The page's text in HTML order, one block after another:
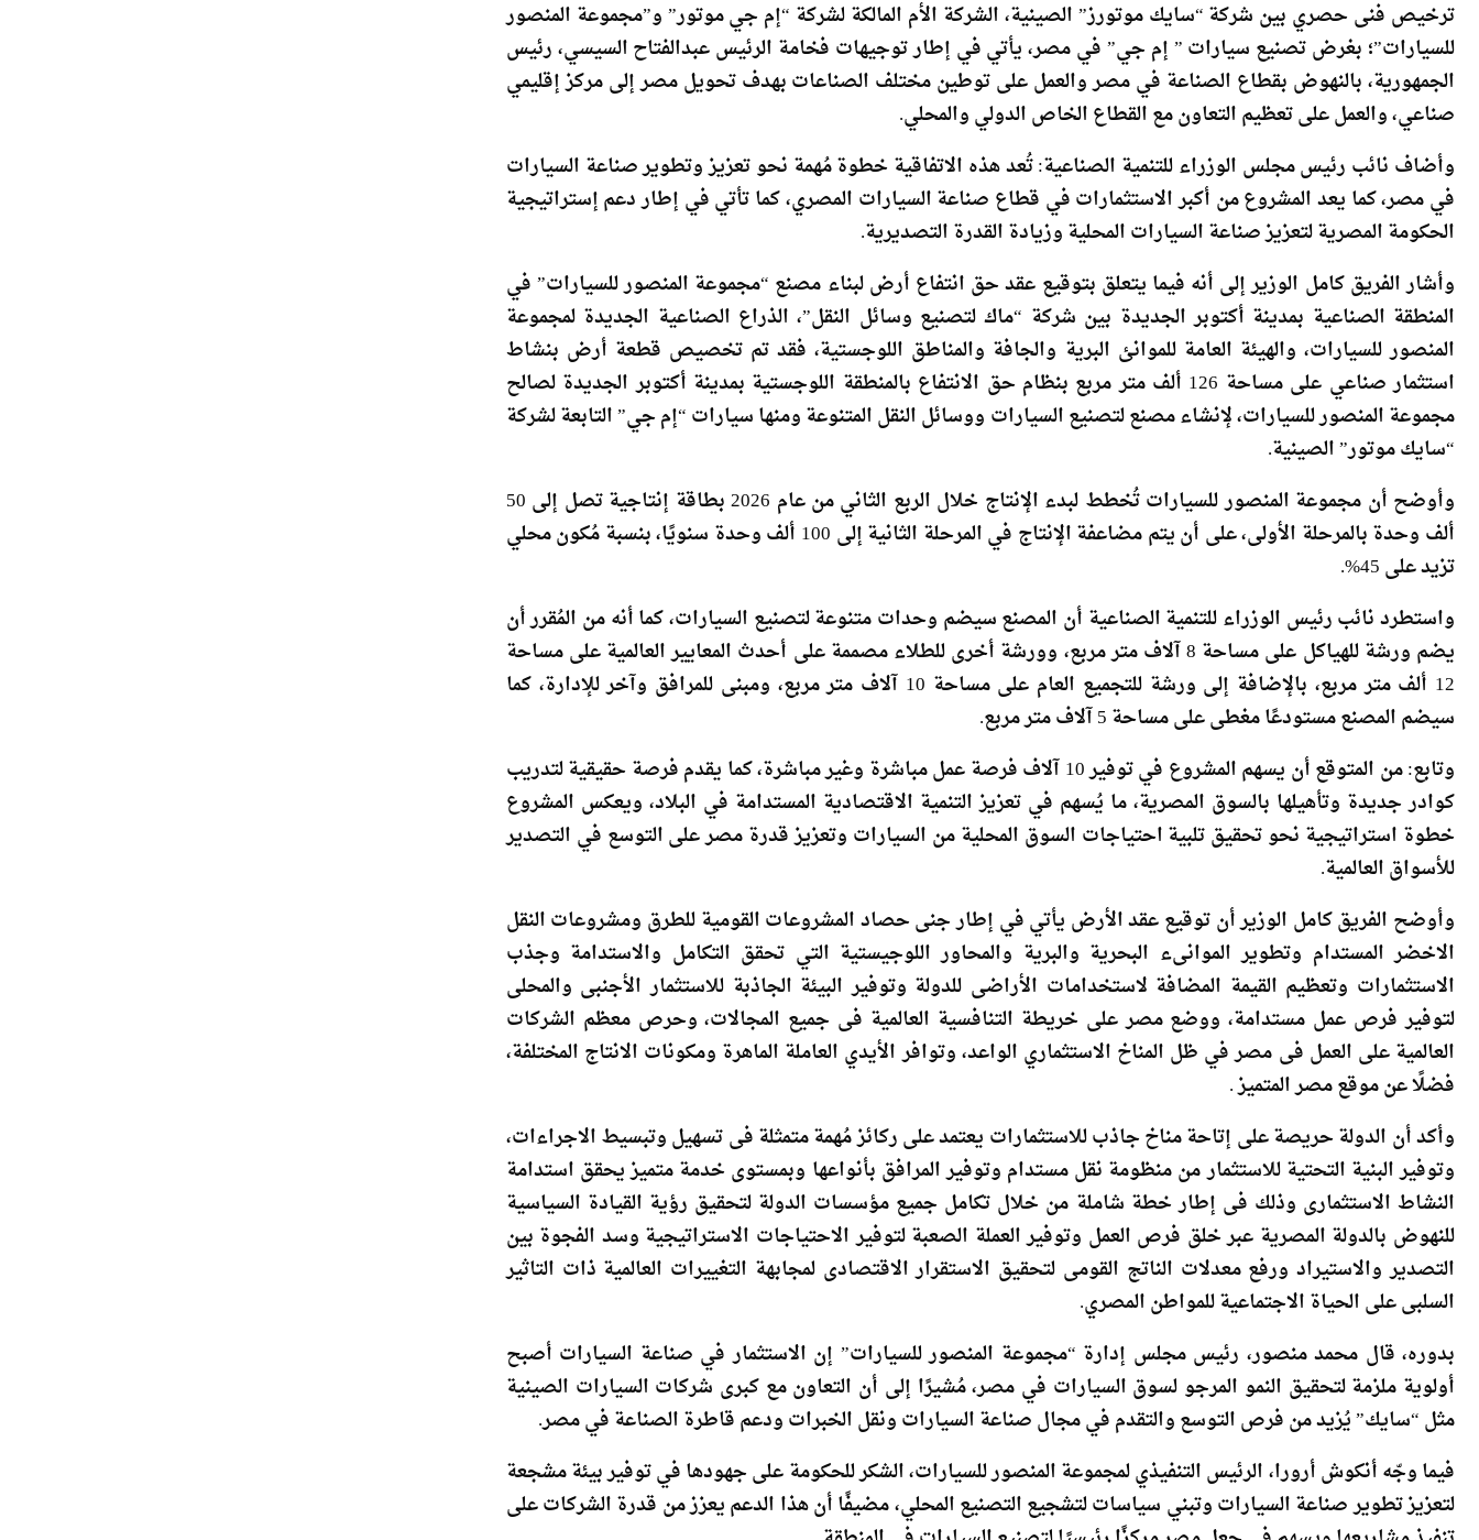
وبدوره، قال الفريق كامل الوزير، نائب رئيس مجلس الوزراء للتنمية الصناعية، وزير الصناعة والنقل، إن توقيع اتفاقية
ترخيص فنى حصري بين شركة “سايك موتورز” الصينية، الشركة الأم المالكة لشركة “إم جي موتور” و”مجموعة المنصور
للسيارات”؛ بغرض تصنيع سيارات ” إم جي” في مصر، يأتي في إطار توجيهات فخامة الرئيس عبدالفتاح السيسي، رئيس
الجمهورية، بالنهوض بقطاع الصناعة في مصر والعمل على توطين مختلف الصناعات بهدف تحويل مصر إلى مركز إقليمي
صناعي، والعمل على تعظيم التعاون مع القطاع الخاص الدولي والمحلي.
وأضاف نائب رئيس مجلس الوزراء للتنمية الصناعية: تُعد هذه الاتفاقية خطوة مُهمة نحو تعزيز وتطوير صناعة السيارات
في مصر، كما يعد المشروع من أكبر الاستثمارات في قطاع صناعة السيارات المصري، كما تأتي في إطار دعم إستراتيجية
الحكومة المصرية لتعزيز صناعة السيارات المحلية وزيادة القدرة التصديرية.
وأشار الفريق كامل الوزير إلى أنه فيما يتعلق بتوقيع عقد حق انتفاع أرض لبناء مصنع “مجموعة المنصور للسيارات” في
المنطقة الصناعية بمدينة أكتوبر الجديدة بين شركة “ماك لتصنيع وسائل النقل”، الذراع الصناعية الجديدة لمجموعة
المنصور للسيارات، والهيئة العامة للموانئ البرية والجافة والمناطق اللوجستية، فقد تم تخصيص قطعة أرض بنشاط
استثمار صناعي على مساحة 126 ألف متر مربع بنظام حق الانتفاع بالمنطقة اللوجستية بمدينة أكتوبر الجديدة لصالح
مجموعة المنصور للسيارات، لإنشاء مصنع لتصنيع السيارات ووسائل النقل المتنوعة ومنها سيارات “إم جي” التابعة لشركة
“سايك موتور” الصينية.
وأوضح أن مجموعة المنصور للسيارات تُخطط لبدء الإنتاج خلال الربع الثاني من عام 2026 بطاقة إنتاجية تصل إلى 50
تزيد على 45%.
واستطرد نائب رئيس الوزراء للتنمية الصناعية أن المصنع سيضم وحدات متنوعة لتصنيع السيارات، كما أنه من المُقرر أن
يضم ورشة للهياكل على مساحة 8 آلاف متر مربع، وورشة أخرى للطلاء مصممة على أحدث المعايير العالمية على مساحة
سيضم المصنع مستودعًا مغطى على مساحة 5 آلاف متر مربع.
وتابع: من المتوقع أن يسهم المشروع في توفير 10 آلاف فرصة عمل مباشرة وغير مباشرة، كما يقدم فرصة حقيقية لتدريب
كوادر جديدة وتأهيلها بالسوق المصرية، ما يُسهم في تعزيز التنمية الاقتصادية المستدامة في البلاد، ويعكس المشروع
خطوة استراتيجية نحو تحقيق تلبية احتياجات السوق المحلية من السيارات وتعزيز قدرة مصر على التوسع في التصدير
للأسواق العالمية.
وأوضح الفريق كامل الوزير أن توقيع عقد الأرض يأتي في إطار جنى حصاد المشروعات القومية للطرق ومشروعات النقل
الاخضر المستدام وتطوير الموانىء البحرية والبرية والمحاور اللوجيستية التي تحقق التكامل والاستدامة وجذب
الاستثمارات وتعظيم القيمة المضافة لاستخدامات الأراضى للدولة وتوفير البيئة الجاذبة للاستثمار الأجنبى والمحلى
لتوفير فرص عمل مستدامة، ووضع مصر على خريطة التنافسية العالمية فى جميع المجالات، وحرص معظم الشركات
العالمية على العمل فى مصر في ظل المناخ الاستثماري الواعد، وتوافر الأيدي العاملة الماهرة ومكونات الانتاج المختلفة،
فضلًا عن موقع مصر المتميز .
وأكد أن الدولة حريصة على إتاحة مناخ جاذب للاستثمارات يعتمد على ركائز مُهمة متمثلة فى تسهيل وتبسيط الاجراءات،
وتوفير البنية التحتية للاستثمار من منظومة نقل مستدام وتوفير المرافق بأنواعها وبمستوى خدمة متميز يحقق استدامة
النشاط الاستثمارى وذلك فى إطار خطة شاملة من خلال تكامل جميع مؤسسات الدولة لتحقيق رؤية القيادة السياسية
للنهوض بالدولة المصرية عبر خلق فرص العمل وتوفير العملة الصعبة لتوفير الاحتياجات الاستراتيجية وسد الفجوة بين
التصدير والاستيراد ورفع معدلات الناتج القومى لتحقيق الاستقرار الاقتصادى لمجابهة التغييرات العالمية ذات التاثير
السلبى على الحياة الاجتماعية للمواطن المصري.
بدوره، قال محمد منصور، رئيس مجلس إدارة “مجموعة المنصور للسيارات” إن الاستثمار في صناعة السيارات أصبح
أولوية ملزمة لتحقيق النمو المرجو لسوق السيارات في مصر، مُشيرًا إلى أن التعاون مع كبرى شركات السيارات الصينية
مثل “سايك” يُزيد من فرص التوسع والتقدم في مجال صناعة السيارات ونقل الخبرات ودعم قاطرة الصناعة في مصر.
فيما وجّه أنكوش أرورا، الرئيس التنفيذي لمجموعة المنصور للسيارات، الشكر للحكومة على جهودها في توفير بيئة مشجعة